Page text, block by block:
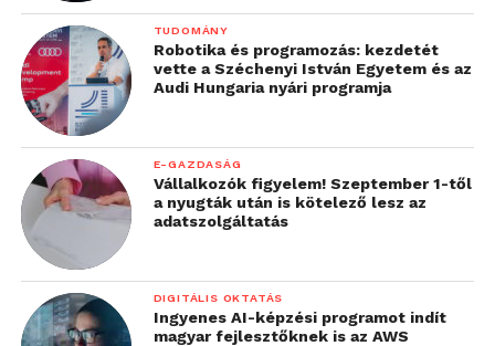
TUDOMÁNY
Robotika és programozás: kezdetét
vette a Széchenyi István Egyetem és az
Audi Hungaria nyári programja
E-GAZDASÁG
Vállalkozók figyelem! Szeptember 1-től
a nyugták után is kötelező lesz az
adatszolgáltatás
DIGITÁLIS OKTATÁS
Ingyenes AI-képzési programot indít
magyar fejlesztőknek is az AWS